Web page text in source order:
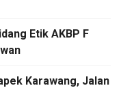
Etik AKBP F
Karawang, Jalan